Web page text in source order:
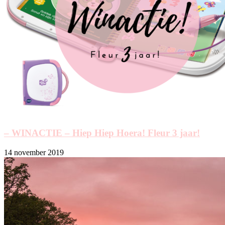
– WINACTIE – Hiep Hiep Hoera! Fleur 3 jaar!
14 november 2019